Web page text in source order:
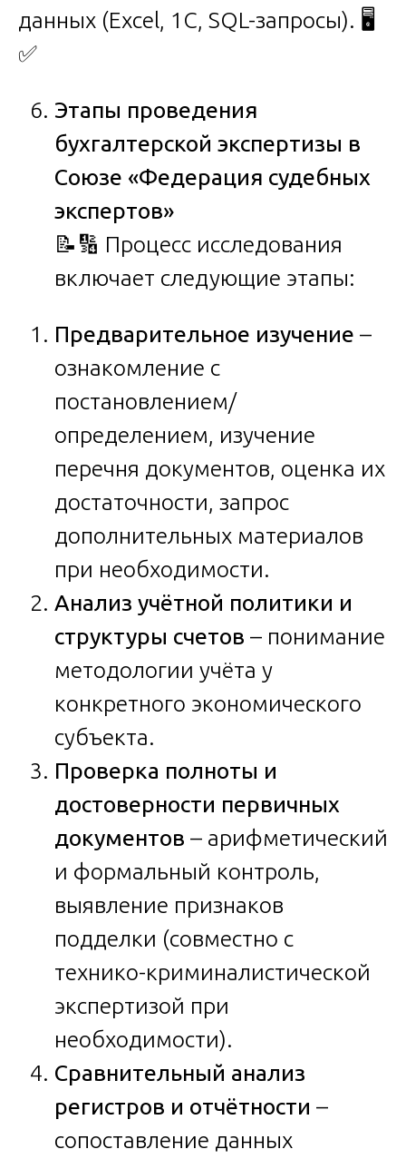
данных (Excel, 1С, SQL-запросы). 🖥️
✅
Этапы проведения
бухгалтерской экспертизы в
Союзе «Федерация судебных
экспертов»
📝🔢 Процесс исследования
включает следующие этапы:
Предварительное изучение –
ознакомление с
постановлением/
определением, изучение
перечня документов, оценка их
достаточности, запрос
дополнительных материалов
при необходимости.
Анализ учётной политики и
структуры счетов – понимание
методологии учёта у
конкретного экономического
субъекта.
Проверка полноты и
достоверности первичных
документов – арифметический
и формальный контроль,
выявление признаков
подделки (совместно с
технико-криминалистической
экспертизой при
необходимости).
Сравнительный анализ
регистров и отчётности –
сопоставление данных